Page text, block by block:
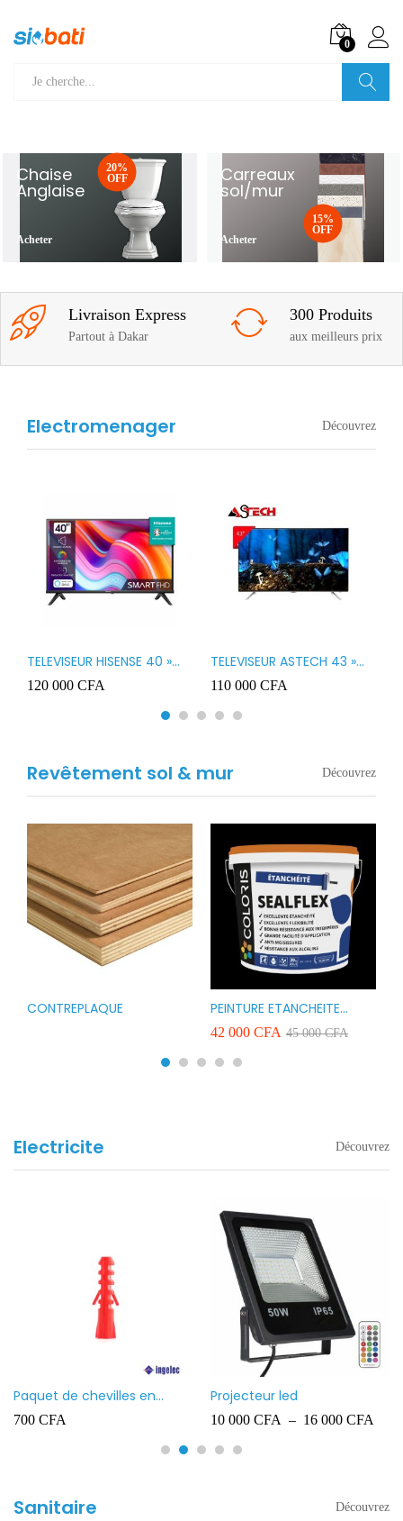
0
Chaise
Anglaise
Acheter
20%
OFF
Carreaux
sol/mur
Acheter
15%
OFF
Livraison Express
Partout à Dakar
300 Produits
aux meilleurs prix
Electromenager Découvrez
TELEVISEUR HISENSE 40 »
LED SMART VIDAA 40A4K
120 000 CFA
TELEVISEUR ASTECH 43 »
LED 43OD15
110 000 CFA
Revêtement sol & mur Découvrez
CONTREPLAQUE
PEINTURE ETANCHEITE
COLORIS SEAFLEX 20KG
COULEUR ROUGE BLANC
VERT ET GRIS
42 000 CFA 45 000CFA
Electricite Découvrez
Paquet de chevilles en
plastique Ingelec – 8
700 CFA
Projecteur led
10 000 CFA – 16 000 CFA
Sanitaire Découvrez